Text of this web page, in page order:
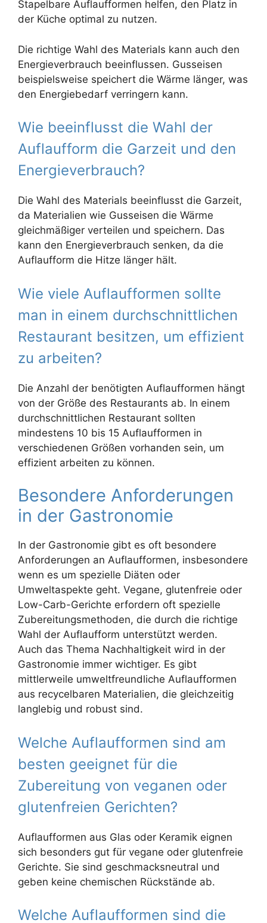
Stapelbare Auflaufformen helfen, den Platz in
der Küche optimal zu nutzen.
Die richtige Wahl des Materials kann auch den
Energieverbrauch beeinflussen. Gusseisen
beispielsweise speichert die Wärme länger, was
den Energiebedarf verringern kann.
Wie beeinflusst die Wahl der
Auflaufform die Garzeit und den
Energieverbrauch?
Die Wahl des Materials beeinflusst die Garzeit,
da Materialien wie Gusseisen die Wärme
gleichmäßiger verteilen und speichern. Das
kann den Energieverbrauch senken, da die
Auflaufform die Hitze länger hält.
Wie viele Auflaufformen sollte
man in einem durchschnittlichen
Restaurant besitzen, um effizient
zu arbeiten?
Die Anzahl der benötigten Auflaufformen hängt
von der Größe des Restaurants ab. In einem
durchschnittlichen Restaurant sollten
mindestens 10 bis 15 Auflaufformen in
verschiedenen Größen vorhanden sein, um
effizient arbeiten zu können.
Besondere Anforderungen
in der Gastronomie
In der Gastronomie gibt es oft besondere
Anforderungen an Auflaufformen, insbesondere
wenn es um spezielle Diäten oder
Umweltaspekte geht. Vegane, glutenfreie oder
Low-Carb-Gerichte erfordern oft spezielle
Zubereitungsmethoden, die durch die richtige
Wahl der Auflaufform unterstützt werden.
Auch das Thema Nachhaltigkeit wird in der
Gastronomie immer wichtiger. Es gibt
mittlerweile umweltfreundliche Auflaufformen
aus recycelbaren Materialien, die gleichzeitig
langlebig und robust sind.
Welche Auflaufformen sind am
besten geeignet für die
Zubereitung von veganen oder
glutenfreien Gerichten?
Auflaufformen aus Glas oder Keramik eignen
sich besonders gut für vegane oder glutenfreie
Gerichte. Sie sind geschmacksneutral und
geben keine chemischen Rückstände ab.
Welche Auflaufformen sind die